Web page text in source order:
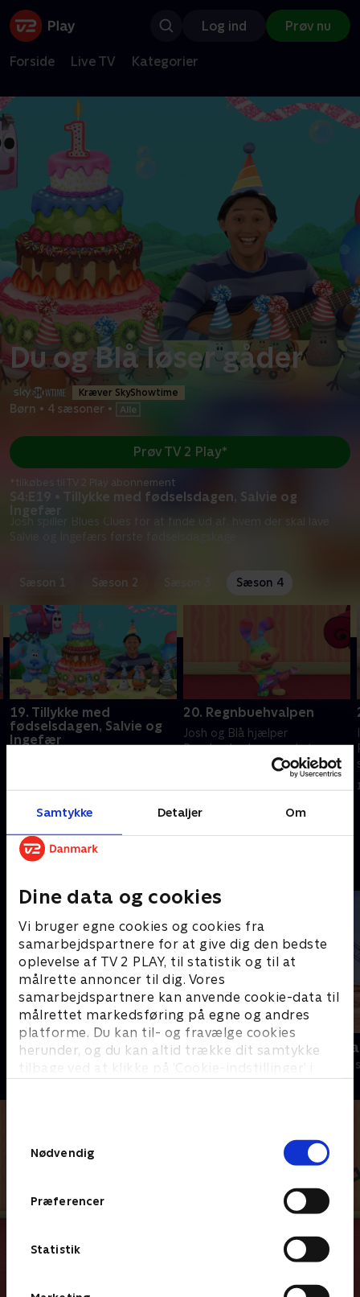
Samtykke Detaljer Om
Dine data og cookies
Vi bruger egne cookies og cookies fra
samarbejdspartnere for at give dig den bedste
oplevelse af TV 2 PLAY, til statistik og til at
målrette annoncer til dig. Vores
samarbejdspartnere kan anvende cookie-data til
målrettet markedsføring på egne og andres
platforme. Du kan til- og fravælge cookies
herunder, og du kan altid trække dit samtykke
tilbage ved at klikke på ’Cookie-indstillinger’ i
Nødvendig
Præferencer
Statistik
Log ind Prøv nu
Forside Live TV Kategorier
Du og Blå løser gåder
Kræver SkyShowtime
Børn • 4 sæsoner •
S4:E19 • Tillykke med fødselsdagen, Salvie og
Ingefær
Josh spiller Blues Clues for at finde ud af, hvem der skal lave
Salvie og Ingefærs første fødselsdagskage
Prøv TV 2 Play*
*tilkøbes til TV 2 Play abonnement
Sæson 1 Sæson 2 Sæson 3 Sæson 4
19. Tillykke med
fødselsdagen, Salvie og
Ingefær
Salvie og Ingefærs første
fødselsdagskage
20. Regnbuehvalpen
Josh og Blå hjælper
Regnbuehvalpen med at
færdiggøre en ny sang i tide til
hendes koncert i New York City
Geckos Garage Mægtige
Børneserier •